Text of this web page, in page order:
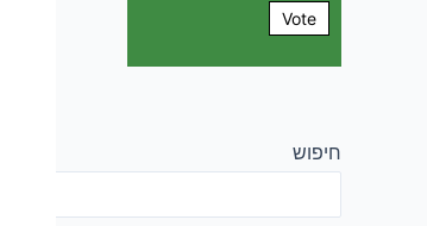
Vote
חיפוש